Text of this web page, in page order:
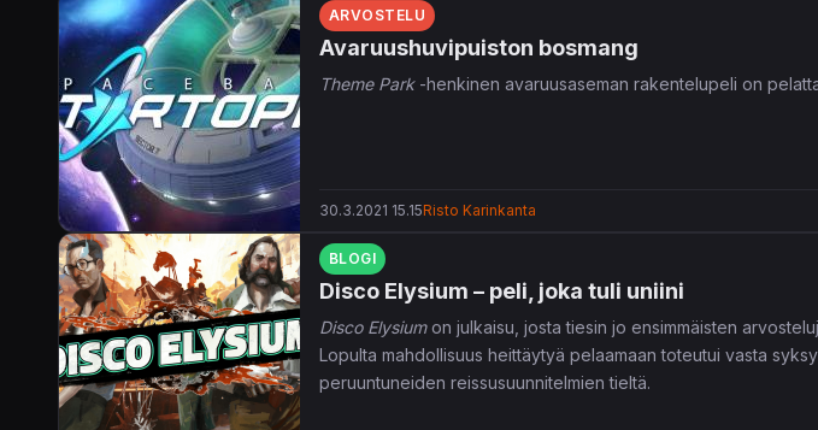
ARVOSTELU
Avaruushuvipuiston bosmang
Theme Park-henkinen avaruusaseman rakentelupeli on
30.3.2021 15.15Risto Karinkanta
BLOGI
Disco Elysium – peli, joka tuli uniini
Disco Elysiumon julkaisu, josta tiesin jo ensimmäisten
Lopulta mahdollisuus heittäytyä pelaamaan toteutui vasta
peruuntuneiden reissusuunnitelmien tieltä.